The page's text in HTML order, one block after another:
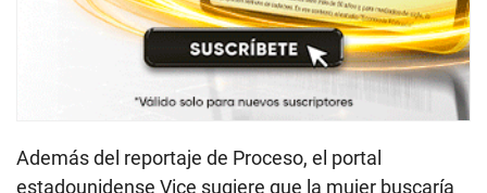
Además del reportaje de Proceso, el portal
estadounidense Vice sugiere que la mujer buscaría